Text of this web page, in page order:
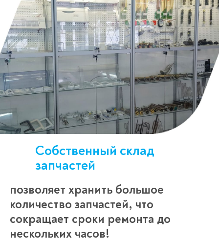
Собственный склад
запчастей
позволяет хранить большое
количество запчастей, что
сокращает сроки ремонта до
нескольких часов!